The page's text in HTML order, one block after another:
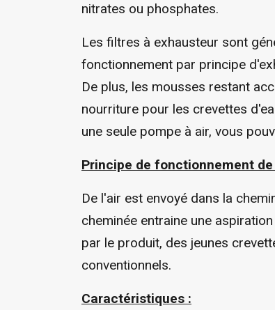
nitrates ou phosphates.
Les filtres à exhausteur sont
fonctionnement par principe
De plus, les mousses restant
nourriture pour les crevettes
une seule pompe à air, vous
Principe de fonctionnement
De l'air est envoyé dans la
cheminée entraine une
par le produit, des jeunes
conventionnels.
Caractéristiques :